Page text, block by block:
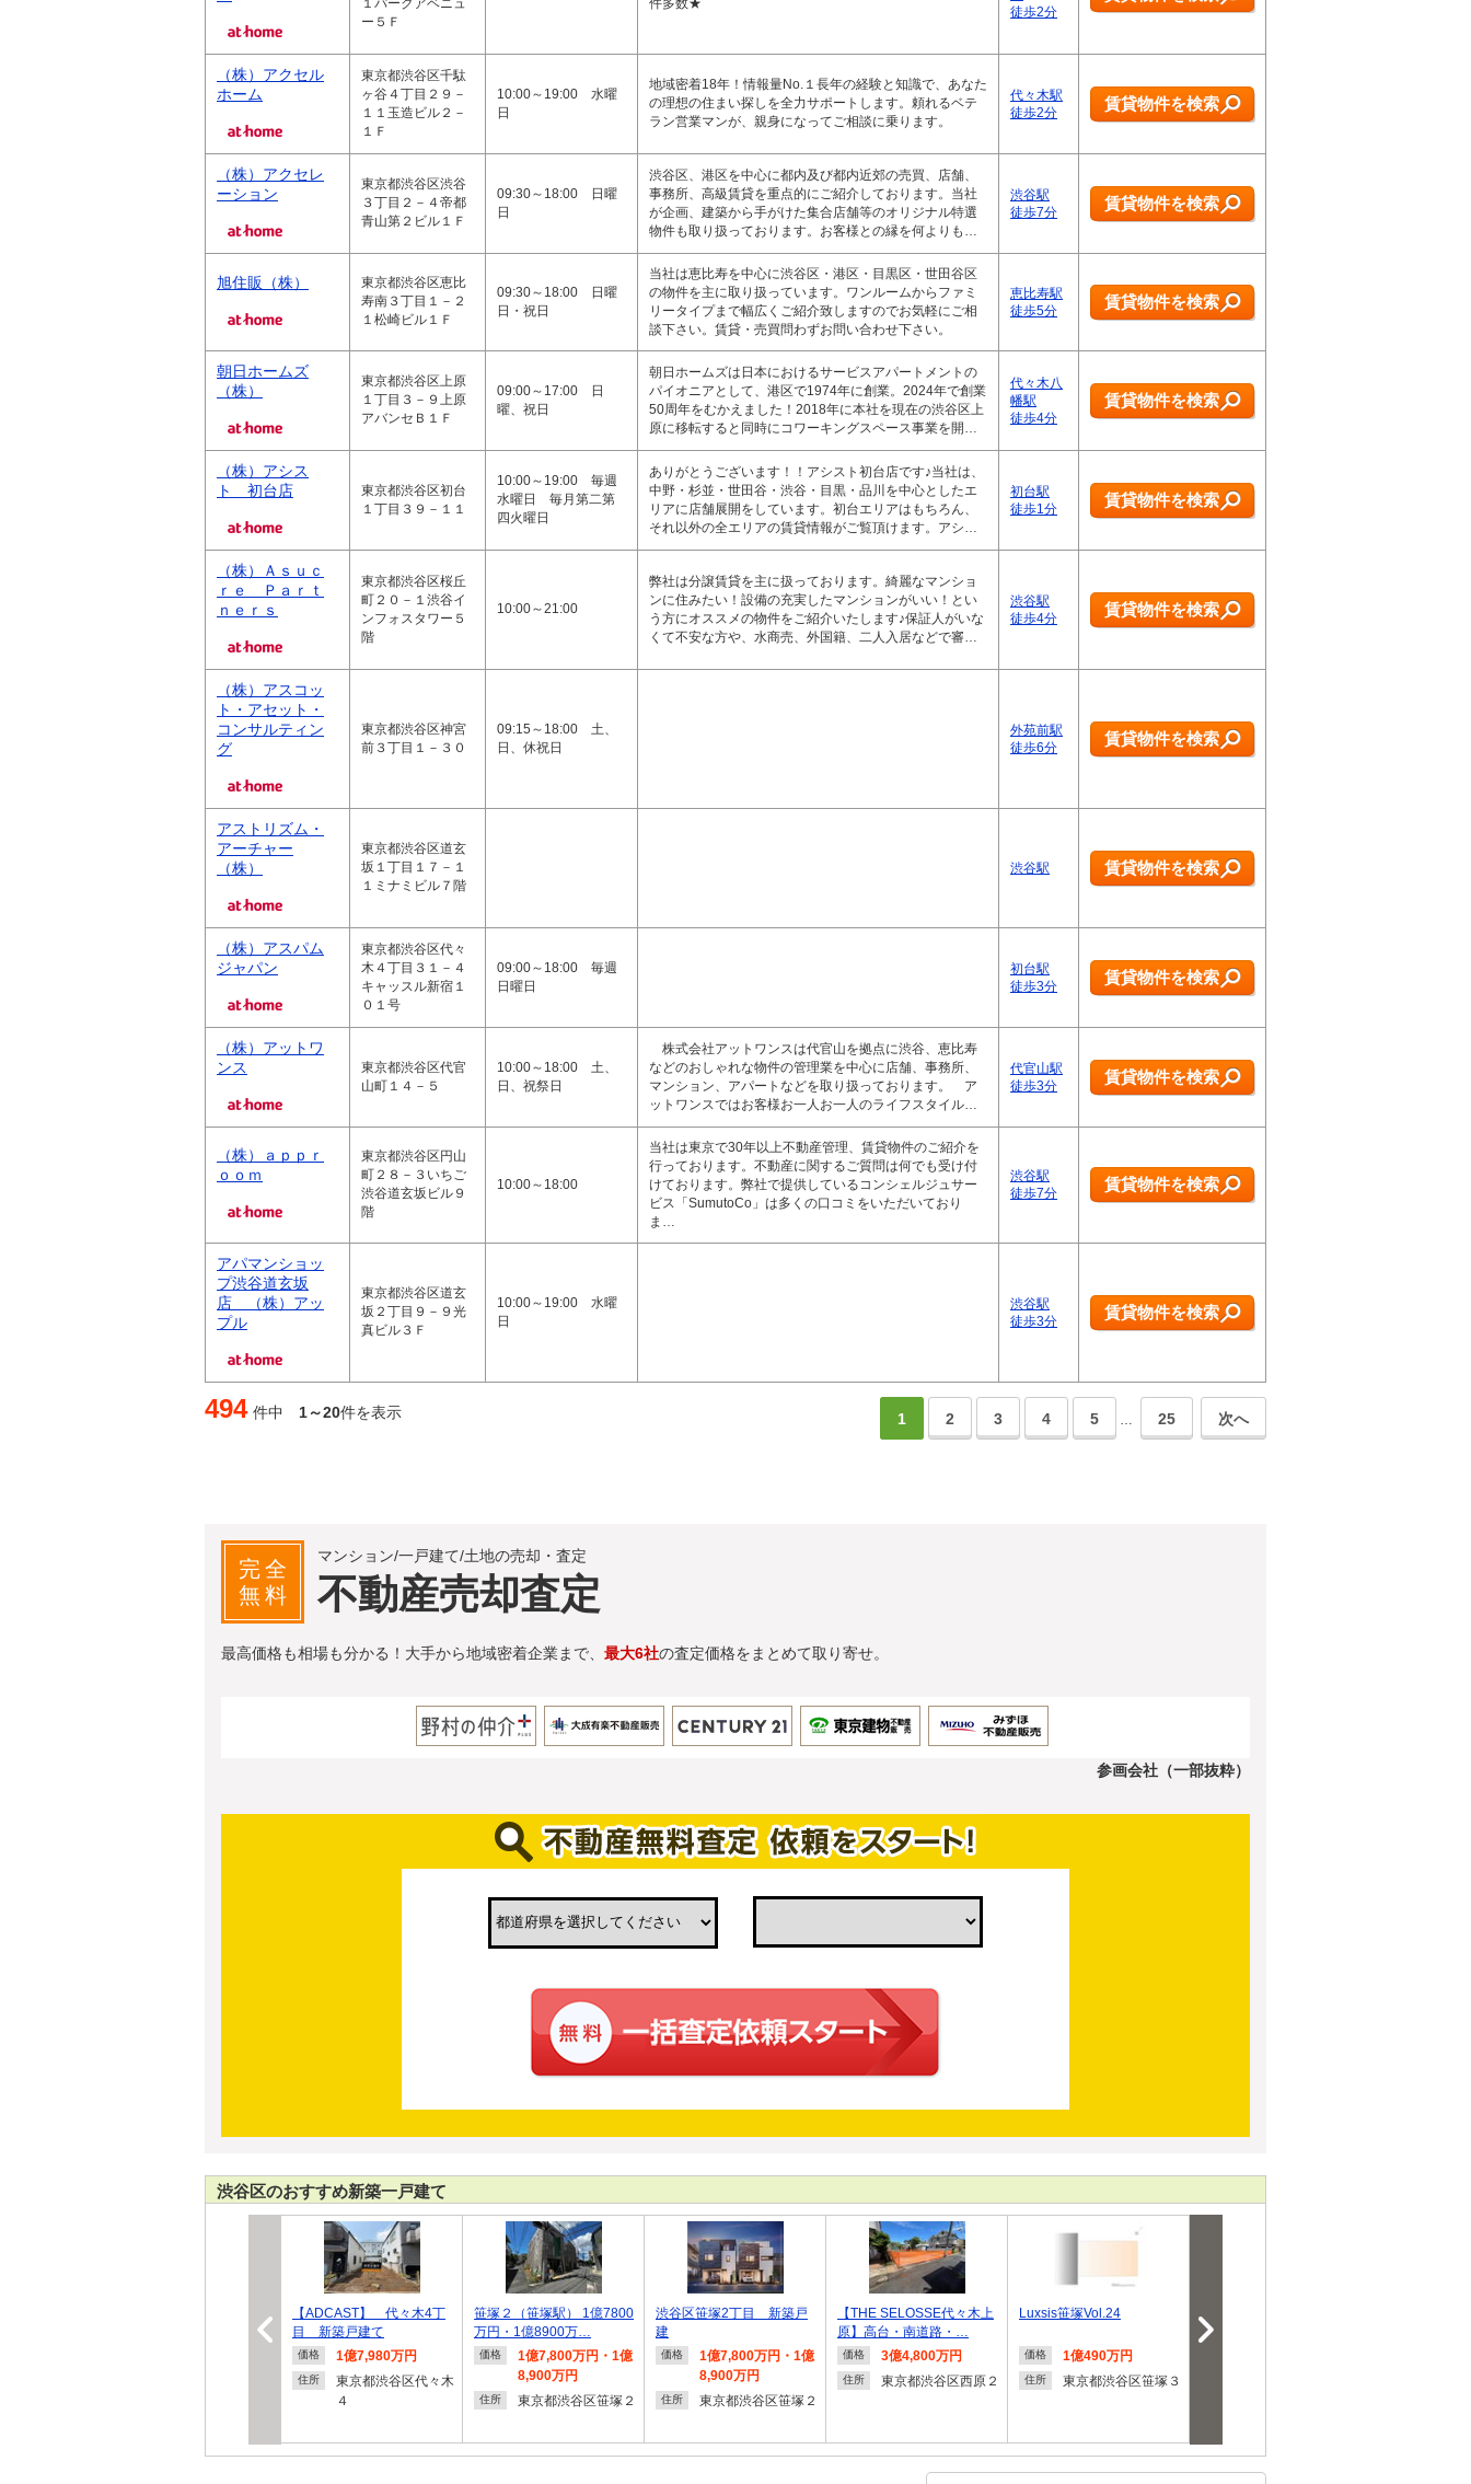
１パークアベニュ
ー５Ｆ
件多数★
徒歩2分
（株）アクセル
ホーム
東京都渋谷区千駄
ヶ谷４丁目２９－
１１玉造ビル２－
１Ｆ
10:00～19:00 水曜
日
地域密着18年！情報量No.１長年の経験と知識で、あなた
の理想の住まい探しを全力サポートします。頼れるベテ
ラン営業マンが、親身になってご相談に乗ります。
代々木駅
徒歩2分
賃貸物件を検索
（株）アクセレ
ーション
東京都渋谷区渋谷
３丁目２－４帝都
青山第２ビル１Ｆ
09:30～18:00 日曜
日
渋谷区、港区を中心に都内及び都内近郊の売買、店舗、
事務所、高級賃貸を重点的にご紹介しております。当社
が企画、建築から手がけた集合店舗等のオリジナル特選
物件も取り扱っております。お客様との縁を何よりも…
渋谷駅
徒歩7分
賃貸物件を検索
旭住販（株）
東京都渋谷区恵比
寿南３丁目１－２
１松崎ビル１Ｆ
09:30～18:00 日曜
日・祝日
当社は恵比寿を中心に渋谷区・港区・目黒区・世田谷区
の物件を主に取り扱っています。ワンルームからファミ
リータイプまで幅広くご紹介致しますのでお気軽にご相
談下さい。賃貸・売買問わずお問い合わせ下さい。
恵比寿駅
徒歩5分
賃貸物件を検索
朝日ホームズ
（株）
東京都渋谷区上原
１丁目３－９上原
アバンセＢ１Ｆ
09:00～17:00 日
曜、祝日
朝日ホームズは日本におけるサービスアパートメントの
パイオニアとして、港区で1974年に創業。2024年で創業
50周年をむかえました！2018年に本社を現在の渋谷区上
原に移転すると同時にコワーキングスペース事業を開…
代々木八
幡駅
徒歩4分
賃貸物件を検索
（株）アシス
ト 初台店
東京都渋谷区初台
１丁目３９－１１
10:00～19:00 毎週
水曜日 毎月第二第
四火曜日
ありがとうございます！！アシスト初台店です♪当社は、
中野・杉並・世田谷・渋谷・目黒・品川を中心としたエ
リアに店舗展開をしています。初台エリアはもちろん、
それ以外の全エリアの賃貸情報がご覧頂けます。アシ…
初台駅
徒歩1分
賃貸物件を検索
（株）Ａｓｕｃ
ｒｅ Ｐａｒｔ
ｎｅｒｓ
東京都渋谷区桜丘
町２０－１渋谷イ
ンフォスタワー５
階
10:00～21:00
弊社は分譲賃貸を主に扱っております。綺麗なマンショ
ンに住みたい！設備の充実したマンションがいい！とい
う方にオススメの物件をご紹介いたします♪保証人がいな
くて不安な方や、水商売、外国籍、二人入居などで審…
渋谷駅
徒歩4分
賃貸物件を検索
（株）アスコッ
ト・アセット・
コンサルティン
グ
東京都渋谷区神宮
前３丁目１－３０
09:15～18:00 土、
日、休祝日
外苑前駅
徒歩6分
賃貸物件を検索
アストリズム・
アーチャー
（株）
東京都渋谷区道玄
坂１丁目１７－１
１ミナミビル７階
渋谷駅 賃貸物件を検索
（株）アスパム
ジャパン
東京都渋谷区代々
木４丁目３１－４
キャッスル新宿１
０１号
09:00～18:00 毎週
日曜日
初台駅
徒歩3分
賃貸物件を検索
（株）アットワ
ンス
東京都渋谷区代官
山町１４－５
10:00～18:00 土、
日、祝祭日
株式会社アットワンスは代官山を拠点に渋谷、恵比寿
などのおしゃれな物件の管理業を中心に店舗、事務所、
マンション、アパートなどを取り扱っております。 ア
ットワンスではお客様お一人お一人のライフスタイル…
代官山駅
徒歩3分
賃貸物件を検索
（株）ａｐｐｒ
ｏｏｍ
東京都渋谷区円山
町２８－３いちご
渋谷道玄坂ビル９
階
10:00～18:00
当社は東京で30年以上不動産管理、賃貸物件のご紹介を
行っております。不動産に関するご質問は何でも受け付
けております。弊社で提供しているコンシェルジュサー
ビス「SumutoCo」は多くの口コミをいただいており
ま…
渋谷駅
徒歩7分
賃貸物件を検索
アパマンショッ
プ渋谷道玄坂
店 （株）アッ
プル
東京都渋谷区道玄
坂２丁目９－９光
真ビル３Ｆ
10:00～19:00 水曜
日
渋谷駅
徒歩3分
賃貸物件を検索
494 件中 1～20件を表示 1 2 3 4 5 … 25 次へ
完全
無料
マンション/一戸建て/土地の売却・査定
不動産売却査定
最高価格も相場も分かる！大手から地域密着企業まで、 最大6社の査定価格をまとめて取り寄せ。
参画会社（一部抜粋）
渋谷区のおすすめ新築一戸建て
【ADCAST】 代々木4丁
目 新築戸建て
価格 1億7,980万円
住所
東京都渋谷区代々木
４
笹塚２（笹塚駅） 1億7800
万円・1億8900万…
価格
1億7,800万円・1億
8,900万円
住所 東京都渋谷区笹塚２
渋谷区笹塚2丁目 新築戸
建
価格
1億7,800万円・1億
8,900万円
住所 東京都渋谷区笹塚２
【THE SELOSSE代々木上
原】高台・南道路・…
価格 3億4,800万円
住所 東京都渋谷区西原２
Luxsis笹塚Vol.24
価格 1億490万円
住所 東京都渋谷区笹塚３